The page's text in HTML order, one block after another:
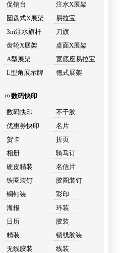
促销台
注水X展架
圆盘式X展架
易拉宝
3m注水旗杆
刀旗
齿轮X展架
桌面X展架
A型展架
宽底座易拉宝
L型角展示牌
德式展架
数码快印
数码快印
不干胶
优惠券快印
名片
贺卡
折页
相册
骑马订
硬皮精装
名信片
铁圈装钉
胶圈装钉
铜钉装
彩印
海报
环装
日历
胶装
精装
锁线胶装
无线胶装
线装